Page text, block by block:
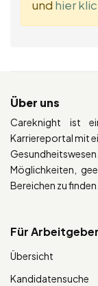
und hier
Über uns
Careknight ist
Karriereportal mit
Möglichkeiten,
Bereichen zu finden.
Für Arbeitgeber
Übersicht
Kandidatensuche